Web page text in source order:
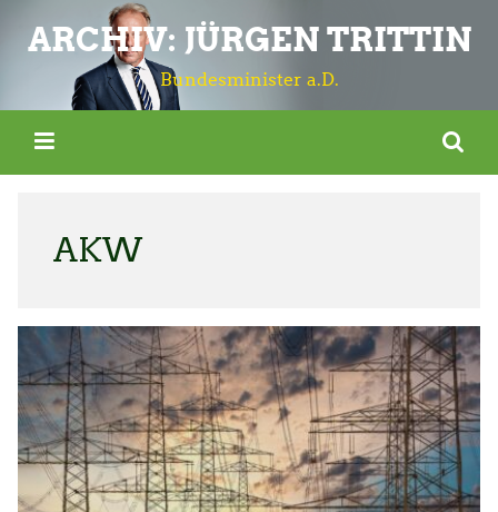
ARCHIV: JÜRGEN TRITTIN
Bundesminister a.D.
AKW